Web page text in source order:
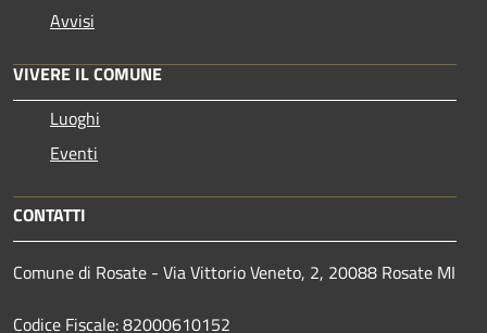
Avvisi
VIVERE IL COMUNE
Luoghi
Eventi
CONTATTI
Comune di Rosate - Via Vittorio Veneto, 2, 20088 Rosate MI
Codice Fiscale: 82000610152